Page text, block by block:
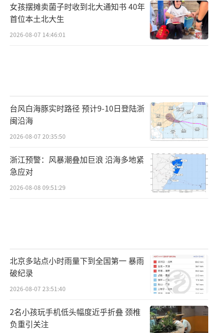
女孩摆摊卖菌子时收到北大通知书 40年
首位本土北大生
2026-08-07 14:46:01
台风白海豚实时路径 预计9-10日登陆浙
闽沿海
2026-08-07 20:35:50
浙江预警：风暴潮叠加巨浪 沿海多地紧
急应对
2026-08-08 09:51:29
北京多站点小时雨量下到全国第一 暴雨
破纪录
2026-08-07 23:51:40
2名小孩玩手机低头幅度近乎折叠 颈椎
负重引关注